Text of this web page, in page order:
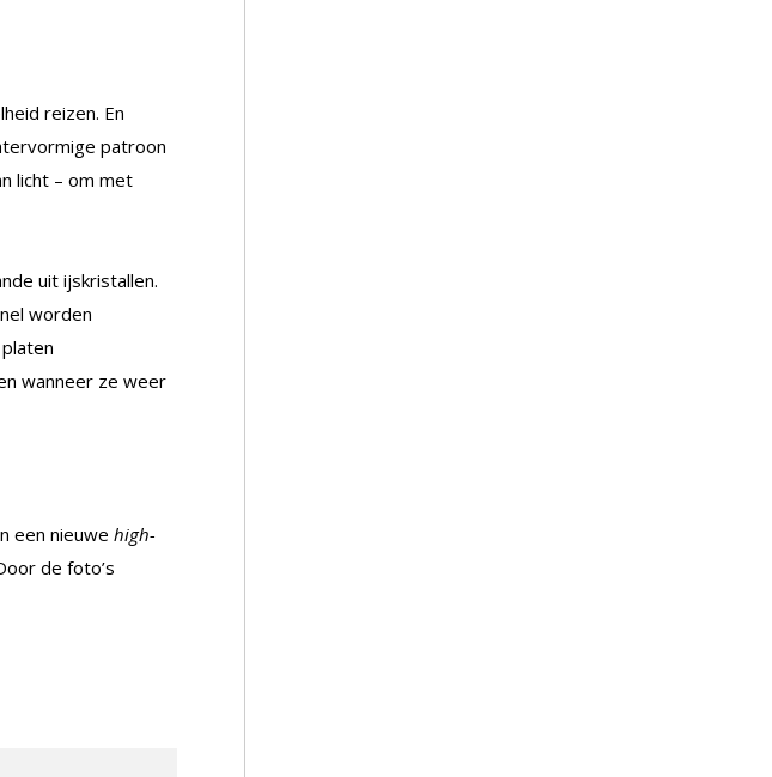
reizen. En
patroon
licht – om met
uit ijskristallen.
worden
wanneer ze weer
een nieuwe high-
de foto’s